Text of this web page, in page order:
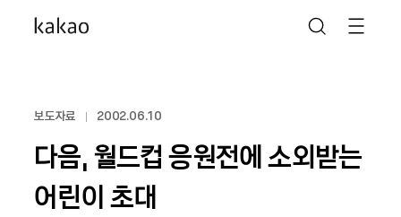
보도자료 2002.06.10
다음, 월드컵 응원전에 소외받는
어린이 초대